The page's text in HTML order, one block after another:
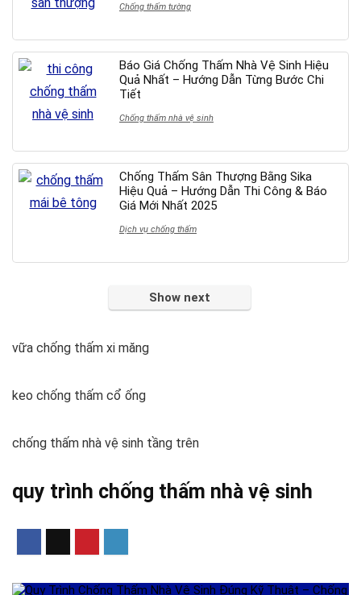
Chống thấm tường
Báo Giá Chống Thấm Nhà Vệ Sinh Hiệu
Quả Nhất – Hướng Dẫn Từng Bước Chi
Tiết
Chống thấm nhà vệ sinh
Chống Thấm Sân Thượng Bằng Sika
Hiệu Quả – Hướng Dẫn Thi Công & Báo
Giá Mới Nhất 2025
Dịch vụ chống thấm
Show next
vữa chống thấm xi măng
keo chống thấm cổ ống
chống thấm nhà vệ sinh tầng trên
quy trình chống thấm nhà vệ sinh